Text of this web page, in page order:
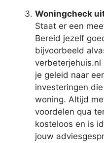
Woningcheck
Staat er een
Bereid jezelf
bijvoorbeeld
je geleid naar
investeringen
woning. Altijd
voordelen qua
kosteloos en is
jouw